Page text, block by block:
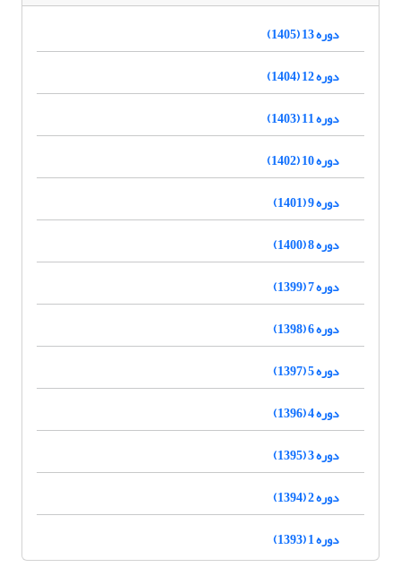
دوره 13 (1405)
دوره 12 (1404)
دوره 11 (1403)
دوره 10 (1402)
دوره 9 (1401)
دوره 8 (1400)
دوره 7 (1399)
دوره 6 (1398)
دوره 5 (1397)
دوره 4 (1396)
دوره 3 (1395)
دوره 2 (1394)
دوره 1 (1393)